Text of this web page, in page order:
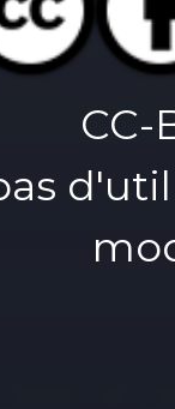
CC-